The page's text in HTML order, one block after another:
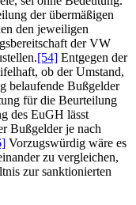
der übermäßigen
den jeweiligen
der VW
[54] Entgegen der
ob der Umstand,
belaufende Bußgelder
für die Beurteilung
des EuGH lässt
Bußgelder je nach
Vorzugswürdig wäre es
zu vergleichen,
zur sanktionierten